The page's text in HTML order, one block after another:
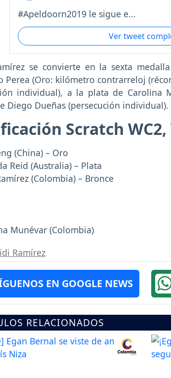
#Apeldoorn2019 le sigue e...
Ver tweet
se convierte en la sexta
Perea (Oro: kilómetro contrarreloj
individual), a la plata de Carolina
Diego Dueñas (persecución individual).
Scratch WC2,
(China) – Oro
Reid (Australia) – Plata
(Colombia) – Bronce
Munévar (Colombia)
Ramírez
EN GOOGLE NEWS
RELACIONADOS